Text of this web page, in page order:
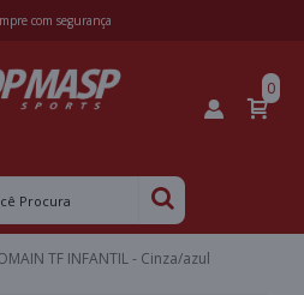
R$399,99 e Sudeste acima de R$499,99
0
TF INFANTIL - Cinza/azul